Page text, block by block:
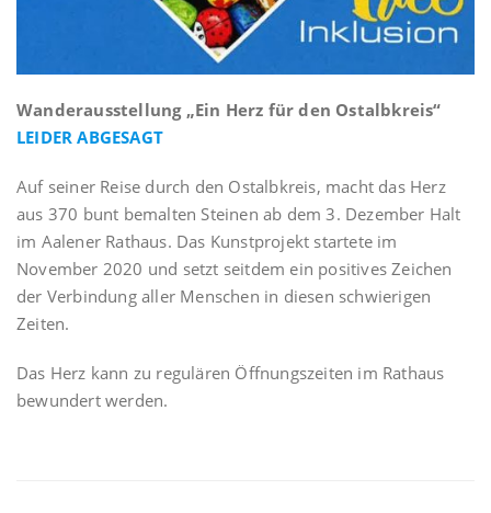
Wanderausstellung „Ein Herz für den Ostalbkreis“
LEIDER ABGESAGT
Auf seiner Reise durch den Ostalbkreis, macht das Herz
aus 370 bunt bemalten Steinen ab dem 3. Dezember Halt
im Aalener Rathaus. Das Kunstprojekt startete im
November 2020 und setzt seitdem ein positives Zeichen
der Verbindung aller Menschen in diesen schwierigen
Zeiten.
Das Herz kann zu regulären Öffnungszeiten im Rathaus
bewundert werden.